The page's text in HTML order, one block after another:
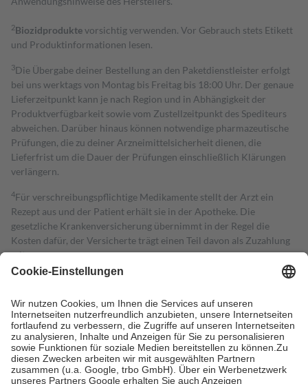
2Biozidproduktevorsichtig verwenden. Vor Gebrauch stets Etikett
und Produktinformationen lesen.
3Die Übergabe deiner Bestellung an den Paketdienstleister erfolgt
bei uns werktags von Montag bis Freitag bis 18:00 Uhr. Der genaue
Lieferzeitpunkt kann je nach Region und in Abhängigkeit der
Produktverfügbarkeit sowie vom Zustellzeitpunkt des Spediteurs
abweichen. Darüber hinaus können notwendige pharmazeutische
Prüfungen, die zu deiner Arzneimittelsicherheit dienen, die
Lieferfrist um die Dauer der Prüfungen einschließlich Klärungen
verlängern.
4Für verschreibungspflichtige Medikamente stellt der Arzt ein
Rezept aus und der Patient erhält sie in der Apotheke. Die
gesetzliche Krankenversicherung übernimmt in der Regel die
Kosten dafür, der Versicherte trägt einen Teil davon als Zuzahlung
mit.
Grundsätzlich leisten Mitglieder Zuzahlungen in Höhe von zehn
höchstens zehn Euro.
Es sind jedoch nie mehr als die tatsächlichen
Kosten der Leistung zu entrichten.
Diese Regeln gelten grundsätzlich auch für Online-Apotheken.
Bei Heilmitteln und häuslicher Krankenpflege beträgt die
Zuzahlung zehn Prozent der Kosten sowie zehn Euro je
Verordnung.